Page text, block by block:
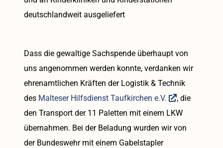
deutschlandweit ausgeliefert
Dass die gewaltige Sachspende überhaupt von
uns angenommen werden konnte, verdanken wir
ehrenamtlichen Kräften der Logistik & Technik
des Malteser Hilfsdienst Taufkirchen e.V.
, die
den Transport der 11 Paletten mit einem LKW
übernahmen. Bei der Beladung wurden wir von
der Bundeswehr mit einem Gabelstapler